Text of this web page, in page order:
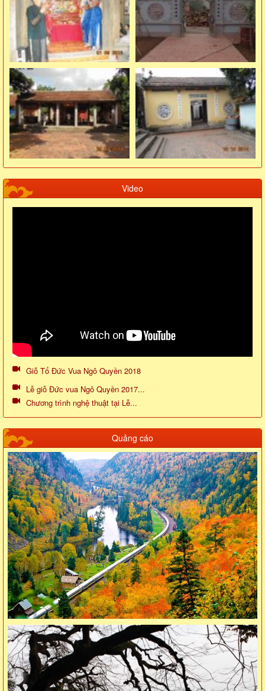
Video
Giỗ Tổ Đức Vua Ngô Quyền 2018
Lễ giỗ Đức vua Ngô Quyền 2017...
Chương trình nghệ thuật tại Lễ...
Quảng cáo